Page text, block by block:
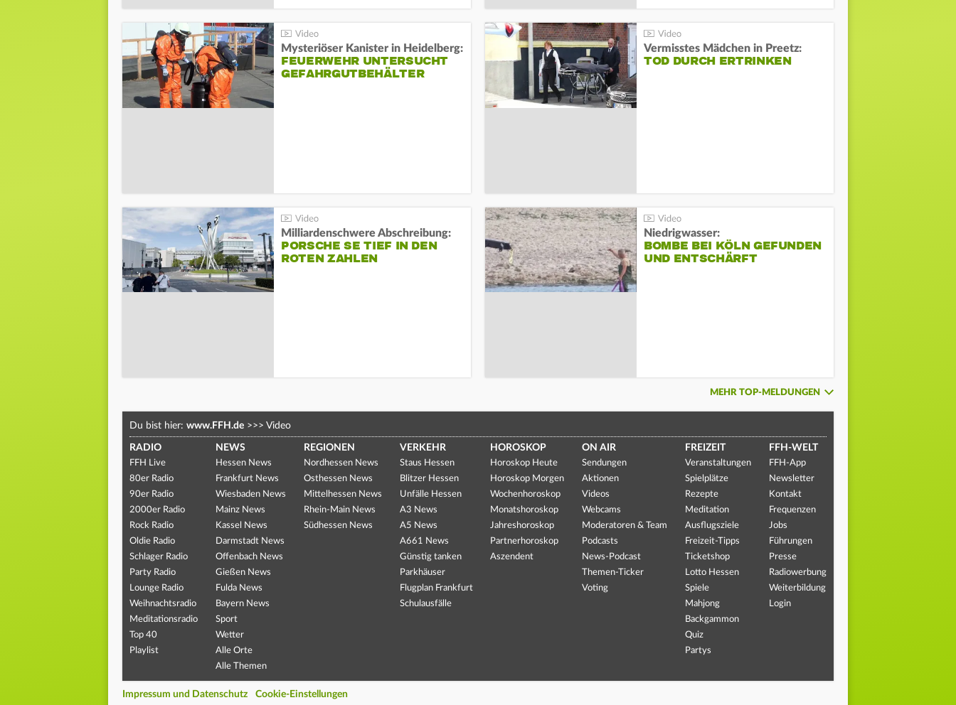
Mysteriöser Kanister in Heidelberg:
FEUERWEHR UNTERSUCHT
GEFAHRGUTBEHÄLTER
Vermisstes Mädchen in Preetz:
TOD DURCH ERTRINKEN
Milliardenschwere Abschreibung:
PORSCHE SE TIEF IN DEN
ROTEN ZAHLEN
Niedrigwasser:
BOMBE BEI KÖLN GEFUNDEN
UND ENTSCHÄRFT
MEHR TOP-MELDUNGEN
Du bist hier: www.FFH.de >>> Video
RADIO
FFH Live
80er Radio
90er Radio
2000er Radio
Rock Radio
Oldie Radio
Schlager Radio
Party Radio
Lounge Radio
Weihnachtsradio
Meditationsradio
Top 40
Playlist
NEWS
Hessen News
Frankfurt News
Wiesbaden News
Mainz News
Kassel News
Darmstadt News
Offenbach News
Gießen News
Fulda News
Bayern News
Sport
Wetter
Alle Orte
Alle Themen
REGIONEN
Nordhessen News
Osthessen News
Mittelhessen News
Rhein-Main News
Südhessen News
VERKEHR
Staus Hessen
Blitzer Hessen
Unfälle Hessen
A3 News
A5 News
A661 News
Günstig tanken
Parkhäuser
Flugplan Frankfurt
Schulausfälle
HOROSKOP
Horoskop Heute
Horoskop Morgen
Wochenhoroskop
Monatshoroskop
Jahreshoroskop
Partnerhoroskop
Aszendent
ON AIR
Sendungen
Aktionen
Videos
Webcams
Moderatoren & Team
Podcasts
News-Podcast
Themen-Ticker
Voting
FREIZEIT
Veranstaltungen
Spielplätze
Rezepte
Meditation
Ausflugsziele
Freizeit-Tipps
Ticketshop
Lotto Hessen
Spiele
Mahjong
Backgammon
Quiz
Partys
FFH-WELT
FFH-App
Newsletter
Kontakt
Frequenzen
Jobs
Führungen
Presse
Radiowerbung
Weiterbildung
Login
Impressum und Datenschutz Cookie-Einstellungen